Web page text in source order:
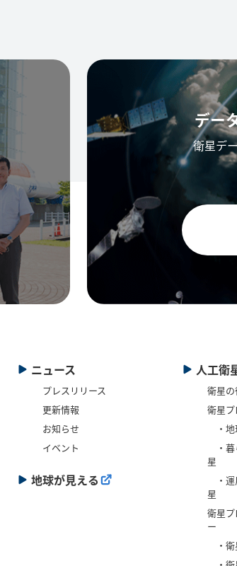
デー
衛星デ
ニュース
プレスリリース
更新情報
お知らせ
イベント
地球が見える
人工衛
衛星
衛星
・地
・暮
星
・運
星
衛星
ー
・衛